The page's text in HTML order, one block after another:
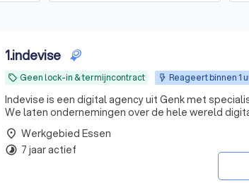
1.indevise
local_offer Geen lock-in & termijncontract Reageert binnen 1
Indevise is een digital agency uit Genk met
We laten ondernemingen over de hele wereld
place Werkgebied Essen
timelapse 7 jaar actief